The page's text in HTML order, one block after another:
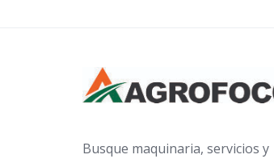
Busque maquinaria, servicios y